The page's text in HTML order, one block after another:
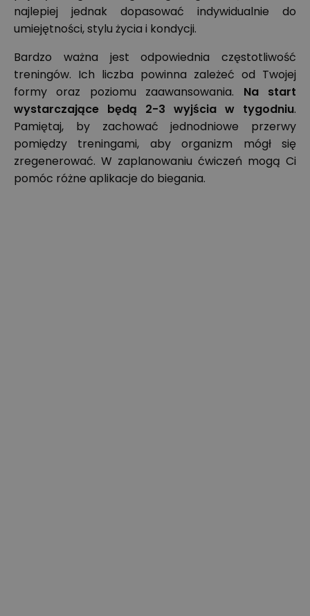
najlepiej jednak dopasować indywidualnie do
umiejętności, stylu życia i kondycji.
Bardzo ważna jest odpowiednia częstotliwość
treningów. Ich liczba powinna zależeć od Twojej
formy oraz poziomu zaawansowania. Na start
wystarczające będą 2-3 wyjścia w tygodniu.
Pamiętaj, by zachować jednodniowe przerwy
pomiędzy treningami, aby organizm mógł się
zregenerować. W zaplanowaniu ćwiczeń mogą Ci
pomóc różne aplikacje do biegania.